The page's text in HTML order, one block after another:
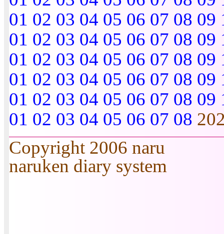
01 02 03 04 05 06 07 08 09
01 02 03 04 05 06 07 08 09
01 02 03 04 05 06 07 08 09
01 02 03 04 05 06 07 08 09
01 02 03 04 05 06 07 08 09
01 02 03 04 05 06 07 08
Copyright 2006 naru
naruken diary system